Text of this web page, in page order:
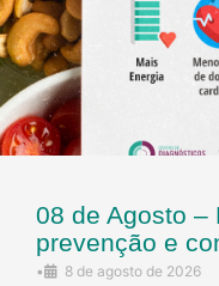
08 de Agosto –
prevenção e
• 8 de agosto de 2026